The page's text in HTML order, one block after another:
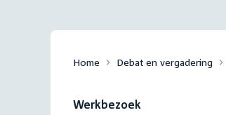
Home Debat en vergadering
Werkbezoek